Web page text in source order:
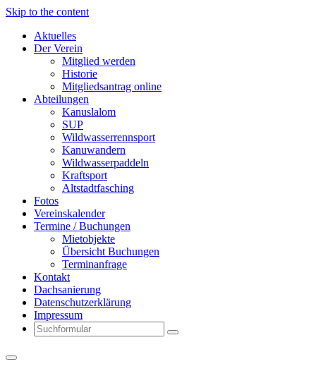
Skip to the content
Aktuelles
Der Verein
Mitglied werden
Historie
Mitgliedsantrag online
Abteilungen
Kanuslalom
SUP
Wildwasserrennsport
Kanuwandern
Wildwasserpaddeln
Kraftsport
Altstadtfasching
Fotos
Vereinskalender
Termine / Buchungen
Mietobjekte
Übersicht Buchungen
Terminanfrage
Kontakt
Dachsanierung
Datenschutzerklärung
Impressum
Search